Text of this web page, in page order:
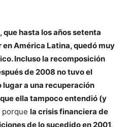
que hasta los años setenta
América Latina, quedó muy
Incluso la recomposición
de 2008 no tuvo el
a una recuperación
ella tampoco entendió (y
porque la crisis financiera de
de lo sucedido en 2001,